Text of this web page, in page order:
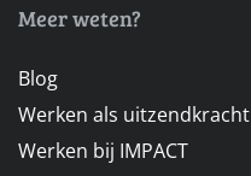
Meer weten?
Blog
Werken als uitzendkracht
Werken bij IMPACT